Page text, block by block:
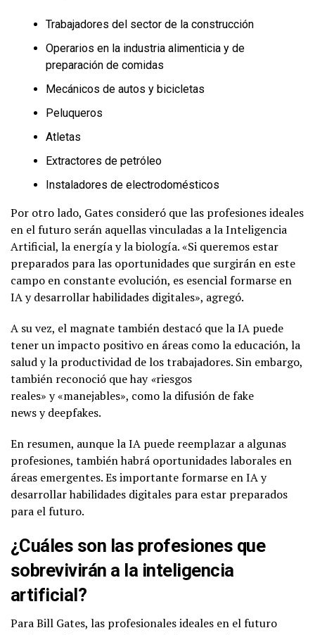
Trabajadores del sector de la construcción
Operarios en la industria alimenticia y de
preparación de comidas
Mecánicos de autos y bicicletas
Peluqueros
Atletas
Extractores de petróleo
Instaladores de electrodomésticos
Por otro lado, Gates consideró que las profesiones ideales
en el futuro serán aquellas vinculadas a la Inteligencia
Artificial, la energía y la biología. «Si queremos estar
preparados para las oportunidades que surgirán en este
campo en constante evolución, es esencial formarse en
IA y desarrollar habilidades digitales», agregó.
A su vez, el magnate también destacó que la IA puede
tener un impacto positivo en áreas como la educación, la
salud y la productividad de los trabajadores. Sin embargo,
también reconoció que hay«riesgos
reales» y «manejables», como la difusión de fake
news y deepfakes.
En resumen, aunque la IA puede reemplazar a algunas
profesiones, también habrá oportunidades laborales en
áreas emergentes. Es importante formarse en IA y
desarrollar habilidades digitales para estar preparados
para el futuro.
¿Cuáles son las profesiones que
sobrevivirán a la inteligencia
artificial?
Para Bill Gates, las profesionales ideales en el futuro